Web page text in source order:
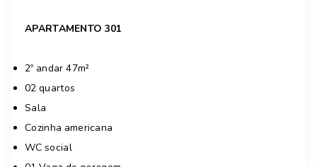
APARTAMENTO 301
2º andar 47m²
02 quartos
Sala
Cozinha americana
WC social